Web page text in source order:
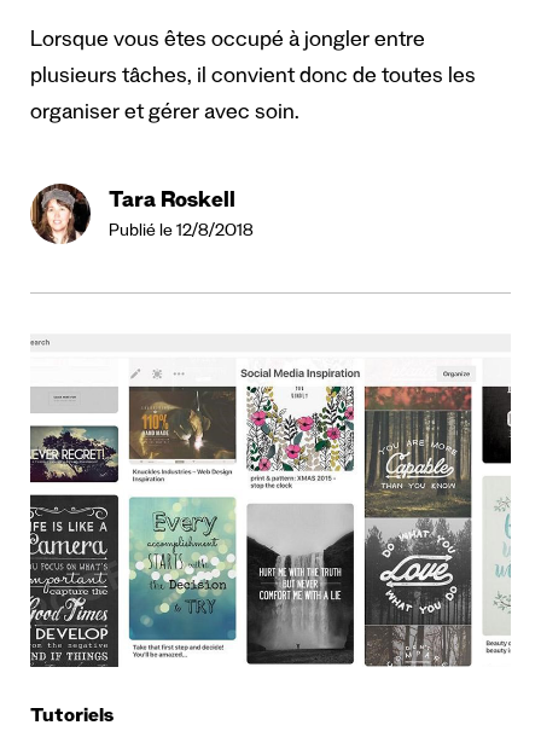
Lorsque vous êtes occupé à jongler entre
plusieurs tâches, il convient donc de toutes les
organiser et gérer avec soin.
Tara Roskell
Publié le 12/8/2018
Tutoriels